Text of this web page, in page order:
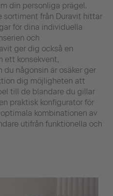
din personliga prägel.
sortiment från Duravit hittar
för dina individuella
och
ger dig också en
ett konsekvent,
någonsin är osäker ger
dig möjligheten att
till de blandare du gillar
praktisk konfigurator för
kombinationen av
utifrån funktionella och